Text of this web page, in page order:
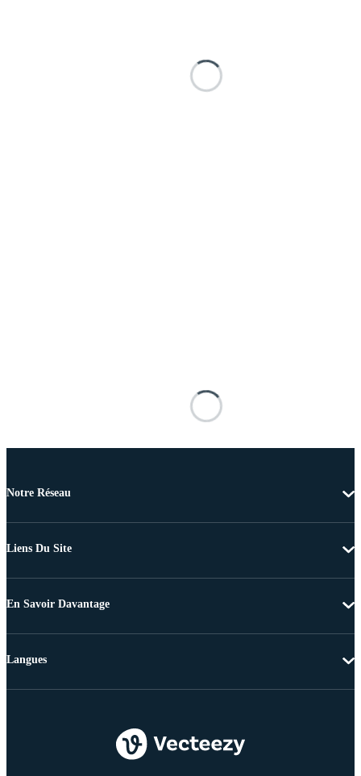
Notre Réseau
Liens Du Site
En Savoir Davantage
Langues